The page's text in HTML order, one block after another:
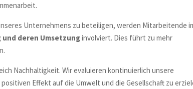
Unternehmens zu beteiligen, werden Mitarbeitende
deren Umsetzunginvolviert. Dies führt zu mehr
Nachhaltigkeit. Wir evaluieren kontinuierlich unsere
Effekt auf die Umwelt und die Gesellschaft zu